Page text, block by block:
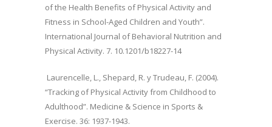
of the Health Benefits of Physical Activity and
Fitness in School-Aged Children and Youth”.
International Journal of Behavioral Nutrition and
Physical Activity. 7. 10.1201/b18227-14
Laurencelle, L., Shepard, R. y Trudeau, F. (2004).
“Tracking of Physical Activity from Childhood to
Adulthood”. Medicine & Science in Sports &
Exercise. 36: 1937-1943.